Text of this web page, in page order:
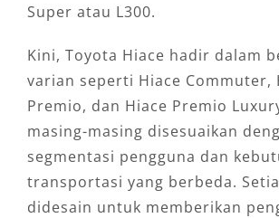
Super atau L300.
Kini, Toyota Hiace hadir dalam
varian seperti Hiace Commuter,
Premio, dan Hiace Premio
masing-masing disesuaikan
segmentasi pengguna dan
transportasi yang berbeda.
didesain untuk memberikan